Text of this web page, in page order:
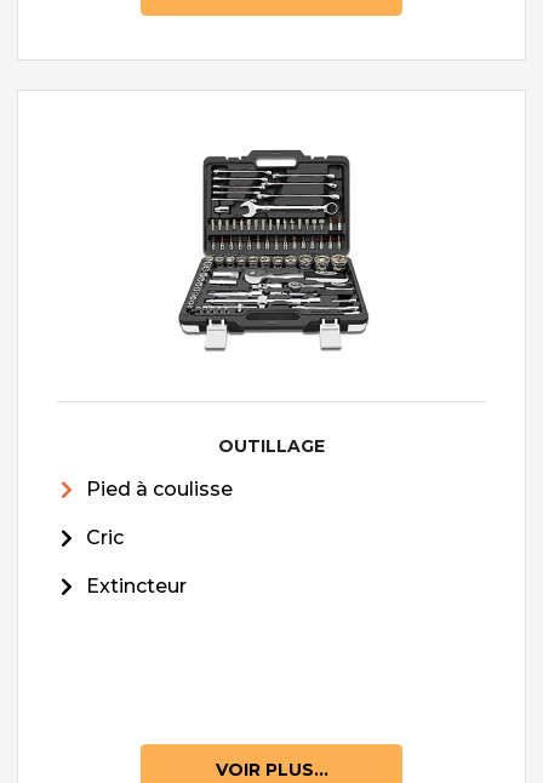
OUTILLAGE
Pied à coulisse
Cric
Extincteur
VOIR PLUS...